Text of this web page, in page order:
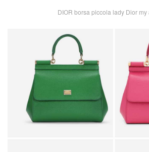
DIOR borsa piccola lady Dior my